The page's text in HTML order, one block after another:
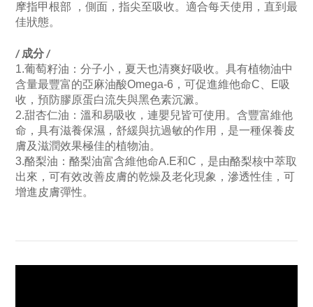
摩指甲根部 ，側面，指尖至吸收。適合每天使用，直到最
佳狀態。
/ 成分 /
1.葡萄籽油：分子小，夏天也清爽好吸收。具有植物油中
含量最豐富的亞麻油酸Omega-6，可促進維他命C、E吸
收，預防膠原蛋白流失與黑色素沉澱。
2.甜杏仁油：溫和易吸收，連嬰兒皆可使用。含豐富維他
命，具有滋養保濕，舒緩與抗過敏的作用，是一種保養皮
膚及滋潤效果極佳的植物油。
3.酪梨油：酪梨油富含維他命A.E和C，是由酪梨核中萃取
出來，可有效改善皮膚的乾燥及老化現象，滲透性佳，可
增進皮膚彈性。